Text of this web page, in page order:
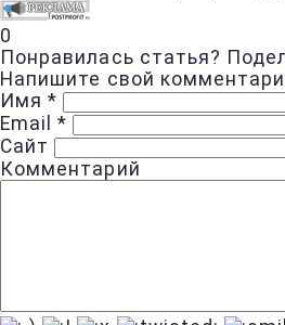
0
Понравилась статья?
Напишите свой
Имя*
Email*
Сайт
Комментарий